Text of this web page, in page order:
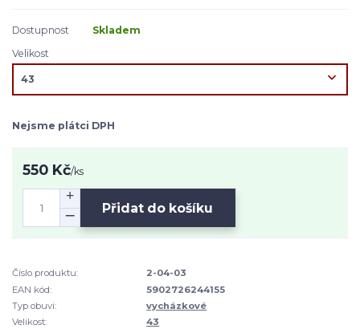
Dostupnost
Skladem
Velikost
Nejsme plátci DPH
550 Kč/ks
Přidat do košíku
Číslo produktu:
2-04-03
EAN kód:
5902726244155
Typ obuvi:
vycházkové
Velikost:
43